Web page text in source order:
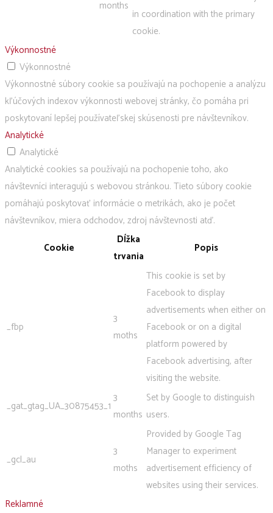
months
in coordination with the primary
cookie.
Výkonnostné
Výkonnostné
Výkonnostné súbory cookie sa používajú na pochopenie a analýzu
kľúčových indexov výkonnosti webovej stránky, čo pomáha pri
poskytovaní lepšej používateľskej skúsenosti pre návštevníkov.
Analytické
Analytické
Analytické cookies sa používajú na pochopenie toho, ako
návštevníci interagujú s webovou stránkou. Tieto súbory cookie
pomáhajú poskytovať informácie o metrikách, ako je počet
návštevníkov, miera odchodov, zdroj návštevnosti atď.
Cookie
Dĺžka
trvania
Popis
_fbp
3
moths
This cookie is set by
Facebook to display
advertisements when either on
Facebook or on a digital
platform powered by
Facebook advertising, after
visiting the website.
_gat_gtag_UA_30875453_1
3
months
Set by Google to distinguish
users.
_gcl_au
3
moths
Provided by Google Tag
Manager to experiment
advertisement efficiency of
websites using their services.
Reklamné